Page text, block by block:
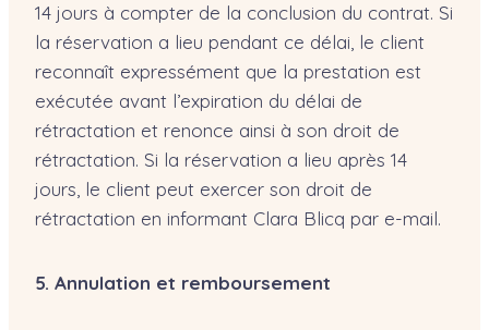
14 jours à compter de la conclusion du contrat. Si
la réservation a lieu pendant ce délai, le client
reconnaît expressément que la prestation est
exécutée avant l’expiration du délai de
rétractation et renonce ainsi à son droit de
rétractation. Si la réservation a lieu après 14
jours, le client peut exercer son droit de
rétractation en informant Clara Blicq par e-mail.
5. Annulation et remboursement